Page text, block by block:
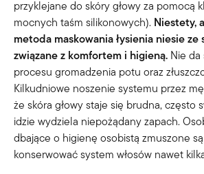
przyklejane do skóry głowy za pomocą
mocnych taśm silikonowych). Niestety,
metoda maskowania łysienia niesie ze
związane z komfortem i higieną. Nie da
procesu gromadzenia potu oraz
Kilkudniowe noszenie systemu przez
że skóra głowy staje się brudna, często
idzie wydziela niepożądany zapach.
dbające o higienę osobistą zmuszone
konserwować system włosów nawet